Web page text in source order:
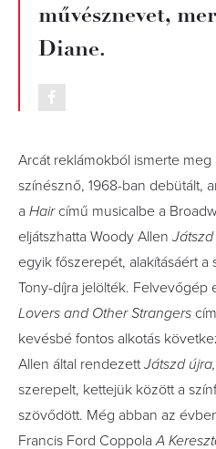
művésznevet,
Diane.
Arcát reklámokból ismerte
színésznő, 1968-ban debütált,
a Haircímű musicalbe a
eljátszhatta Woody Allen
egyik főszerepét, alakításáért
Tony-díjra jelölték. Felvevőgép
Lovers and Other Strangers
kevésbé fontos alkotás
Allen által rendezettJátszd
szerepelt, kettejük között a
szövődött. Még abban az
Francis Ford CoppolaA